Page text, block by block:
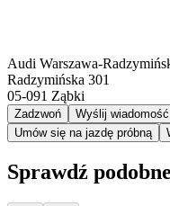
Audi Warszawa-
Radzymińska 301
05-091 Ząbki
Zadzwoń
Wyślij wiadomość
Umów się na jazdę próbną
Sprawdź